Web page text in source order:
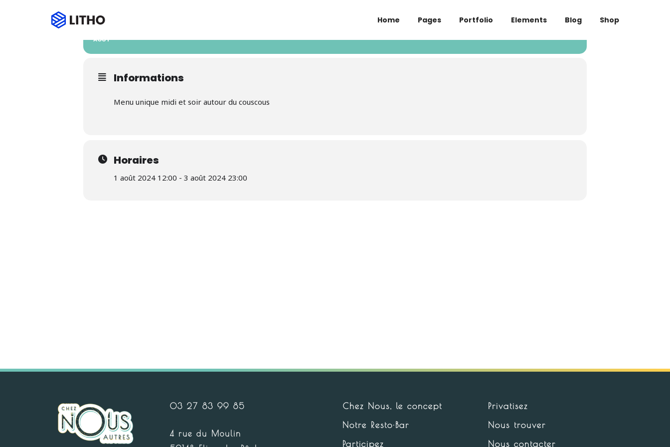
Home Pages Portfolio Elements Blog Shop
01
AOUT
Informations
Menu unique midi et soir autour du couscous
Horaires
1 août 2024 12:00 - 3 août 2024 23:00
03 27 83 99 85
4 rue du Moulin
Chez Nous, le concept
Notre Resto·Bar
Participez
Privatisez
Nous trouver
Nous contacter